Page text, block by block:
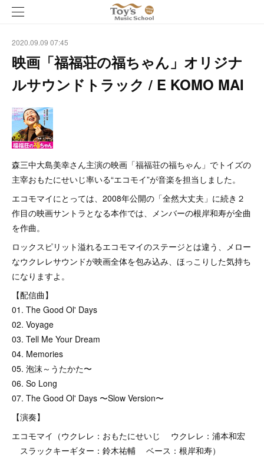
2020.09.09 07:45
映画「福福荘の福ちゃん」オリジナ
ルサウンドトラック / E KOMO MAI
森三中大島美幸さん主演の映画「福福荘の福ちゃん」でトイズの
主宰おもたにせいじ率いる“エコモイ”が音楽を担当しました。
エコモマイにとっては、2008年公開の「全然大丈夫」に続き２
作目の映画サントラとなる本作では、メンバーの根岸和寿が全曲
を作曲。
ロックスピリット溢れるエコモマイのステージとは違う、メロー
なウクレレサウンドが映画全体を包み込み、ほっこりした気持ち
になりますよ。
【配信曲】
01. The Good Ol' Days
02. Voyage
03. Tell Me Your Dream
04. Memories
05. 泡沫～うたかた〜
06. So Long
07. The Good Ol' Days 〜Slow Version〜
【演奏】
エコモマイ（ウクレレ：おもたにせいじ ウクレレ：浦本和宏
スラックキーギター：鈴木祐輔 ベース：根岸和寿）